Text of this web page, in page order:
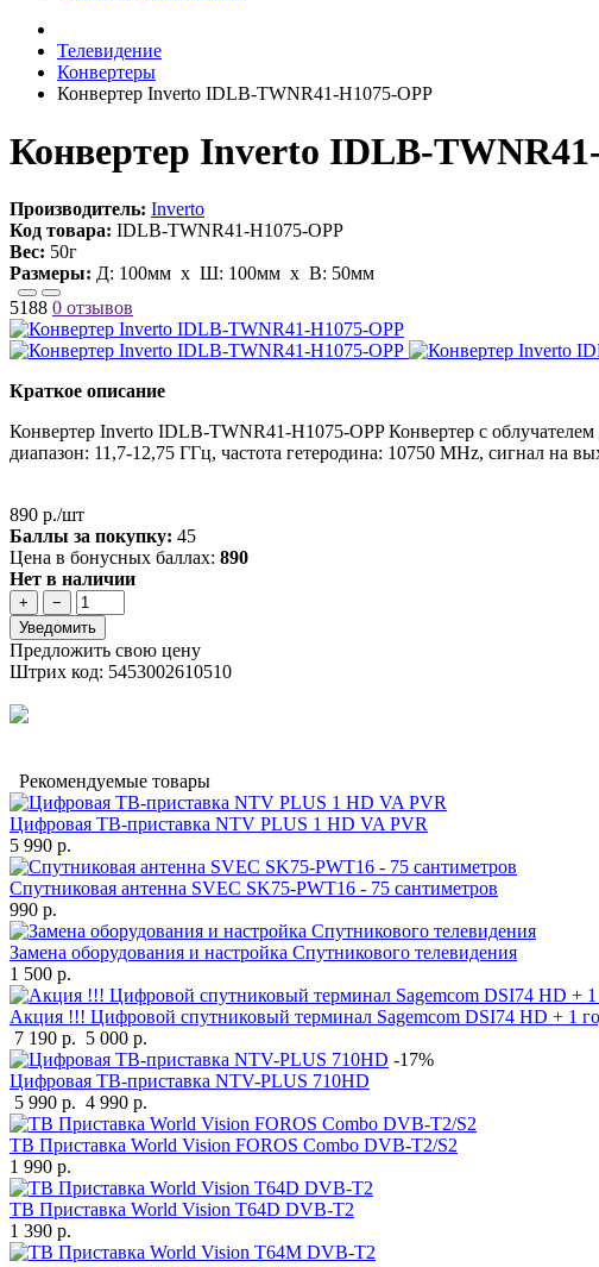
Телевидение
Конвертеры
Конвертер Inverto IDLB-TWNR41-H1075-OPP
Конвертер Inverto IDLB-
Производитель: Inverto
Код товара: IDLB-TWNR41-H1075-OPP
Вес: 50г
Размеры: Д: 100мм х Ш: 100мм x В: 50мм
5188 0 отзывов
Краткое описание
Конвертер Inverto IDLB-TWNR41-H1075-OPP Конвертер с
диапазон: 11,7-12,75 ГГц, частота гетеродина: 10750 MHz, сигнал на
890 р./шт
Баллы за покупку: 45
Цена в бонусных баллах: 890
Нет в наличии
+
−
Уведомить
Предложить свою цену
Штрих код: 5453002610510
Рекомендуемые товары
Цифровая ТВ-приставка NTV PLUS 1 HD VA PVR
5 990 р.
Спутниковая антенна SVEC SK75-PWT16 - 75 сантиметров
990 р.
Замена оборудования и настройка Спутникового телевидения
1 500 р.
Акция !!! Цифровой спутниковый терминал Sagemcom DSI74 HD + 1
7 190 р. 5 000 р.
-17%
Цифровая ТВ-приставка NTV-PLUS 710HD
5 990 р. 4 990 р.
ТВ Приставка World Vision FOROS Combo DVB-T2/S2
1 990 р.
ТВ Приставка World Vision T64D DVB-T2
1 390 р.